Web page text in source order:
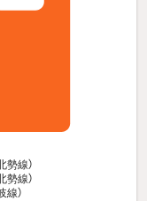
勢線）
勢線）
線）